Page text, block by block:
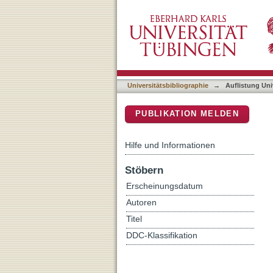
Universitätsbibliographie → Auflistung
PUBLIKATION MELDEN
Hilfe und Informationen
Stöbern
Erscheinungsdatum
Autoren
Titel
DDC-Klassifikation